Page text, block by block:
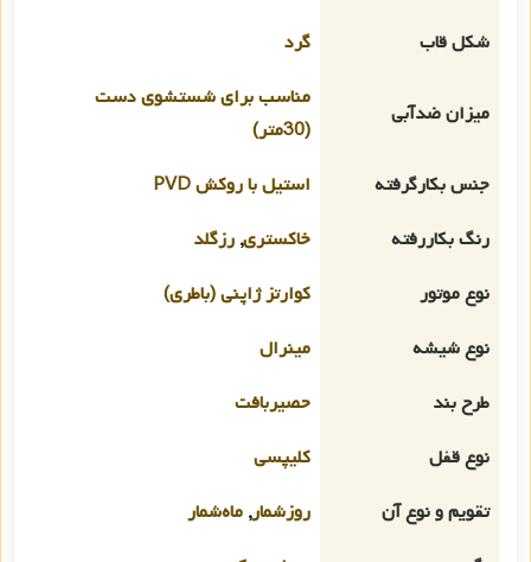
شکل قاب
گرد
میزان ضدآبی
مناسب برای شستشوی دست
(30متر)
جنس بکارگرفته
استیل با روکش PVD
رنگ بکاررفته
خاکستری, رزگلد
نوع موتور
کوارتز ژاپنی (باطری)
نوع شیشه
مینرال
طرح بند
حصیربافت
نوع قفل
کلیپسی
تقویم و نوع آن
روزشمار, ماه‌شمار